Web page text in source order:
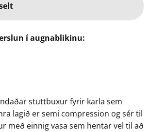
í augnablikinu:
stuttbuxur fyrir karla sem
lagið er semi compression og sér til
með einnig vasa sem hentar vel til að